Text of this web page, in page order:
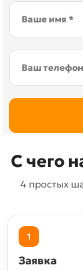
С чего
4 простых
1
Заявка